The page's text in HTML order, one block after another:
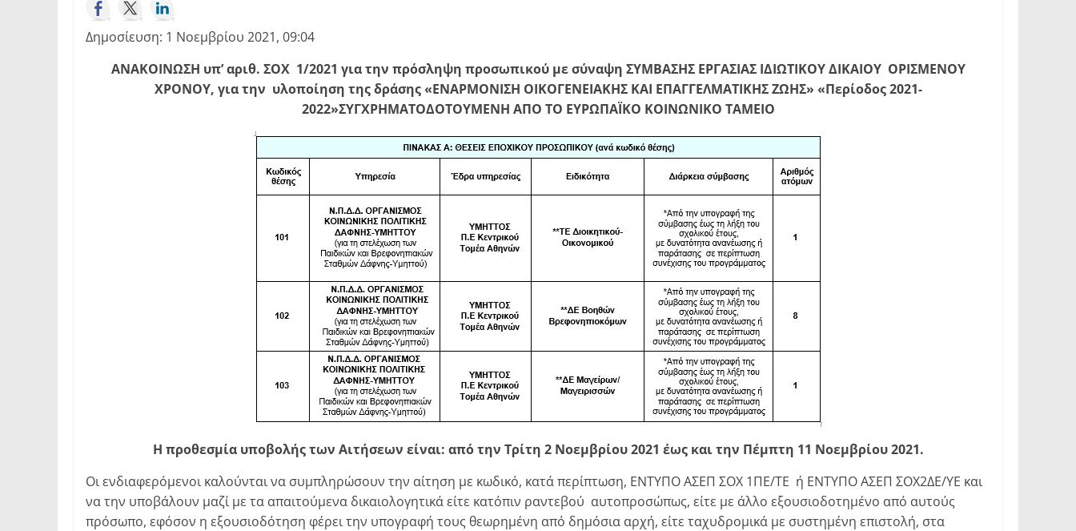
Δημοσίευση: 1 Νοεμβρίου 2021, 09:04
ΑΝΑΚΟΙΝΩΣΗ υπ’ αριθ. ΣΟΧ 1/2021 για την πρόσληψη προσωπικού με σύναψη ΣΥΜΒΑΣΗΣ ΕΡΓΑΣΙΑΣ ΙΔΙΩΤΙΚΟΥ ΔΙΚΑΙΟΥ ΟΡΙΣΜΕΝΟΥ
ΧΡΟΝΟΥ, για την υλοποίηση της δράσης «ΕΝΑΡΜΟΝΙΣΗ ΟΙΚΟΓΕΝΕΙΑΚΗΣ ΚΑΙ ΕΠΑΓΓΕΛΜΑΤΙΚΗΣ ΖΩΗΣ» «Περίοδος 2021-
2022»ΣΥΓΧΡΗΜΑΤΟΔΟΤΟΥΜΕΝΗ ΑΠΟ ΤΟ ΕΥΡΩΠΑΪΚΟ ΚΟΙΝΩΝΙΚΟ ΤΑΜΕΙΟ
Η προθεσμία υποβολής των Αιτήσεων είναι: από την Τρίτη 2 Νοεμβρίου 2021 έως και την Πέμπτη 11 Νοεμβρίου 2021.
Οι ενδιαφερόμενοι καλούνται να συμπληρώσουν την αίτηση με κωδικό, κατά περίπτωση, ΕΝΤΥΠΟ ΑΣΕΠ ΣΟΧ 1ΠΕ/ΤΕ ή ΕΝΤΥΠΟ ΑΣΕΠ ΣΟΧ2ΔΕ/ΥΕ και
να την υποβάλουν μαζί με τα απαιτούμενα δικαιολογητικά είτε κατόπιν ραντεβού αυτοπροσώπως, είτε με άλλο εξουσιοδοτημένο από αυτούς
πρόσωπο, εφόσον η εξουσιοδότηση φέρει την υπογραφή τους θεωρημένη από δημόσια αρχή, είτε ταχυδρομικά με συστημένη επιστολή, στα